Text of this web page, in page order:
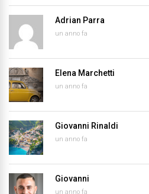
Adrian Parra
un anno fa
Elena Marchetti
un anno fa
Giovanni Rinaldi
un anno fa
Giovanni
un anno fa